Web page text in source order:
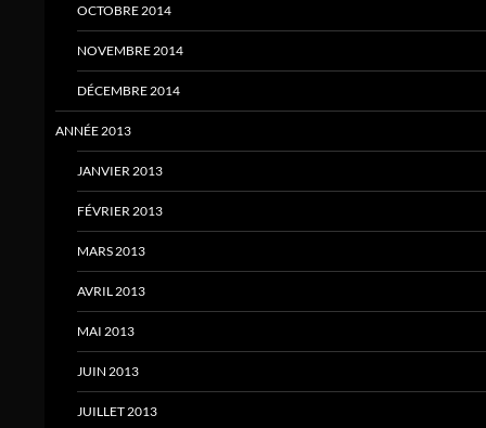
OCTOBRE 2014
NOVEMBRE 2014
DÉCEMBRE 2014
ANNÉE 2013
JANVIER 2013
FÉVRIER 2013
MARS 2013
AVRIL 2013
MAI 2013
JUIN 2013
JUILLET 2013